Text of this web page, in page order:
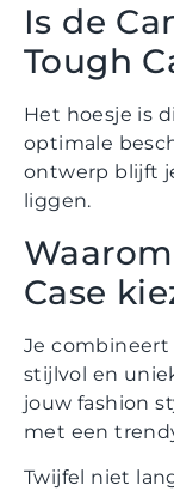
Is de
Tough
Het hoesje is
optimale
ontwerp blijft
liggen.
Case
Je
stijlvol en
jouw fashion
met een
Twijfel niet